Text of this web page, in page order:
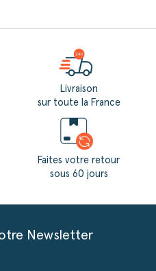
Livraison
sur toute la France
Faites votre retour
sous 60 jours
Newsletter